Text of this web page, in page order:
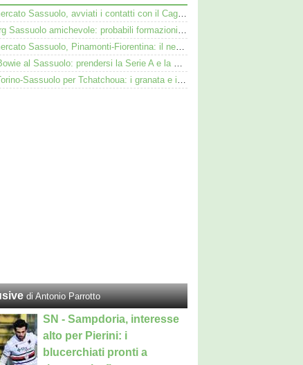
Calciomercato Sassuolo, avviati i contatti con il Cagliari per Zappa
Augsburg Sassuolo amichevole: probabili formazioni e dove vederla in tv e streaming
Calciomercato Sassuolo, Pinamonti-Fiorentina: il neroverde alternativa a Pellegrino del Parma
Kieron Bowie al Sassuolo: prendersi la Serie A e la Scozia. Lui o Pinamonti: chi sarà titolare
Duello Torino-Sassuolo per Tchatchoua: i granata e i neroverdi valutano per l'ex Verona
di Antonio Parrotto
SN - Sampdoria, interesse
alto per Pierini: i
blucerchiati pronti a